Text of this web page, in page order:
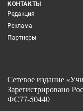
КОНТАКТЫ
Редакция
Реклама
Партнеры
Сетевое издание
Зарегистрировано
ФС77-50440